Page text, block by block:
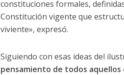
constituciones formales,
Constitución vigente que
viviente», expresó.
Siguiendo con esas ideas del
pensamiento de todos